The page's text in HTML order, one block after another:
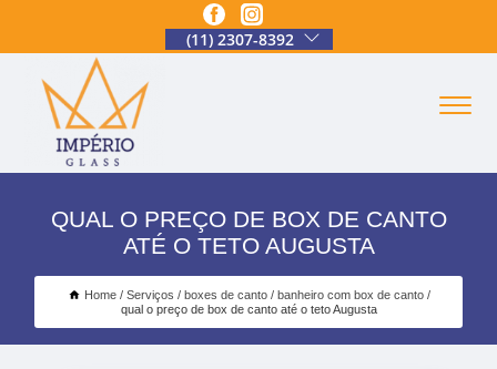
(11) 2307-8392
QUAL O PREÇO DE BOX DE CANTO
ATÉ O TETO AUGUSTA
Home Serviços boxes de canto
banheiro com box de canto
qual o preço de box de canto até o teto Augusta